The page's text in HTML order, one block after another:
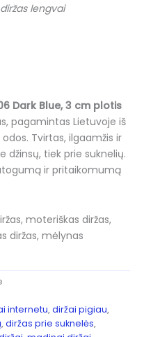
lengvai
Dark Blue, 3 cm plotis
pagamintas Lietuvoje iš
Tvirtas, ilgaamžis ir
džinsų, tiek prie suknelių.
ir pritaikomumą
moteriškas diržas,
diržas, mėlynas
internetu,diržai pigiau,
,diržas prie suknelės,